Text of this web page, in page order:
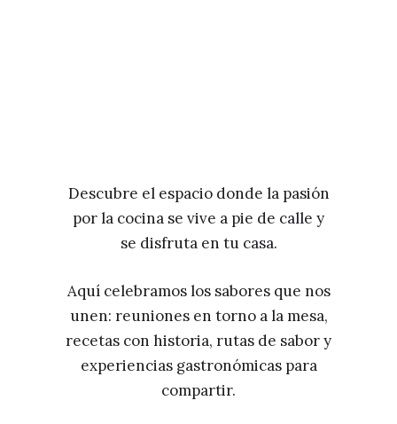
Descubre el espacio donde la pasión
por la cocina se vive a pie de calle y
se disfruta en tu casa.
Aquí celebramos los sabores que nos
unen: reuniones en torno a la mesa,
recetas con historia, rutas de sabor y
experiencias gastronómicas para
compartir.